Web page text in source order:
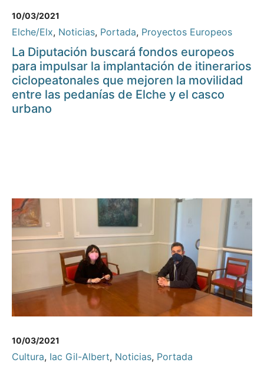
10/03/2021
Elche/Elx, Noticias, Portada, Proyectos Europeos
La Diputación buscará fondos europeos
para impulsar la implantación de itinerarios
ciclopeatonales que mejoren la movilidad
entre las pedanías de Elche y el casco
urbano
10/03/2021
Cultura, Iac Gil-Albert, Noticias, Portada